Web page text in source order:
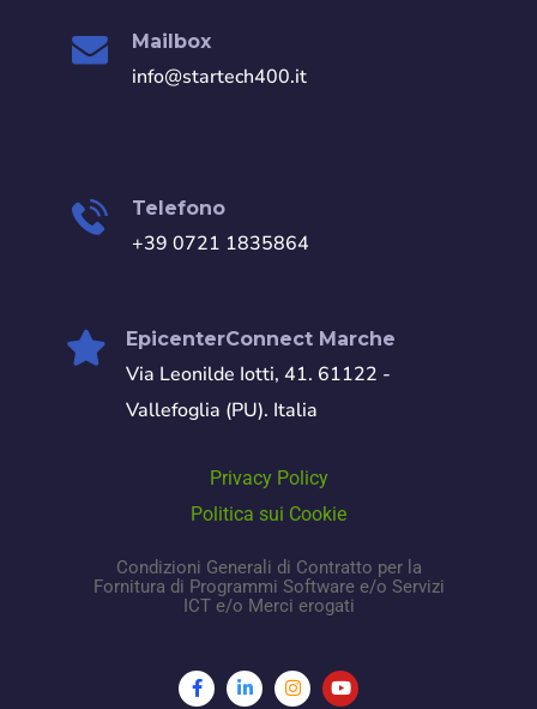
Mailbox
info@startech400.it
Telefono
+39 0721 1835864
EpicenterConnect Marche
Via Leonilde Iotti, 41. 61122 -
Vallefoglia (PU). Italia
Privacy Policy
Politica sui Cookie
Condizioni Generali di Contratto per la
Fornitura di Programmi Software e/o Servizi
ICT e/o Merci erogati